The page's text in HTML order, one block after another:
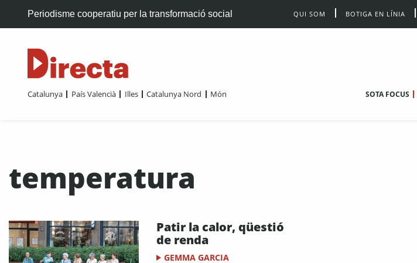
Periodisme cooperatiu per la transformació social QUI SOM BOTIGA EN LÍNIA
Catalunya País Valencià Illes Catalunya Nord Món SOTA FOCUS
temperatura
Patir la calor, qüestió
de renda
GEMMA GARCIA